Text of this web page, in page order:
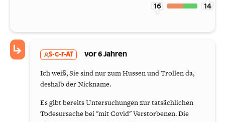
16 14
S-c-r-AT vor 6 Jahren
Ich weiß, Sie sind nur zum Hussen und Trollen da,
deshalb der Nickname.
Es gibt bereits Untersuchungen zur tatsächlichen
Todesursache bei "mit Covid" Verstorbenen. Die